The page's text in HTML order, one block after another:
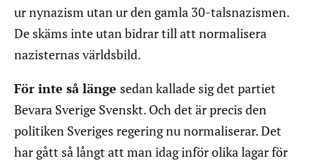
ur nynazism utan ur den gamla 30-talsnazismen.
De skäms inte utan bidrar till att normalisera
nazisternas världsbild.
För inte så länge sedan kallade sig det partiet
Bevara Sverige Svenskt. Och det är precis den
politiken Sveriges regering nu normaliserar. Det
har gått så långt att man idag inför olika lagar för